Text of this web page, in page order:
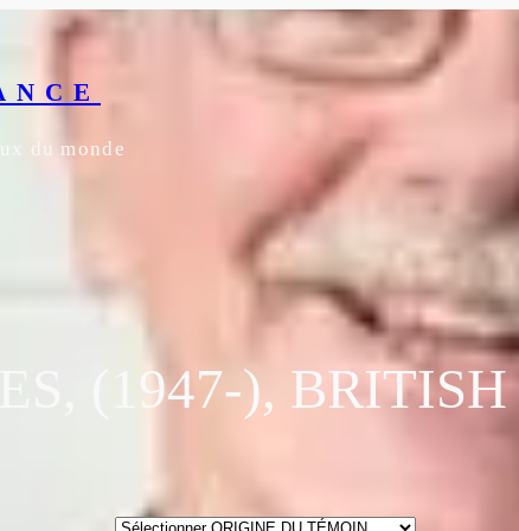
du monde
(1947-),
ORIGINE